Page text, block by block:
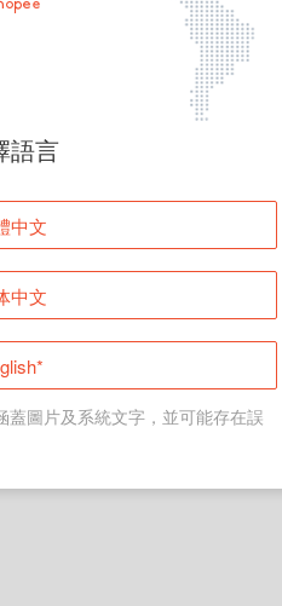
法顯示
入
首頁
語言
中文
中文
圖片及系統文字，並可能存在誤